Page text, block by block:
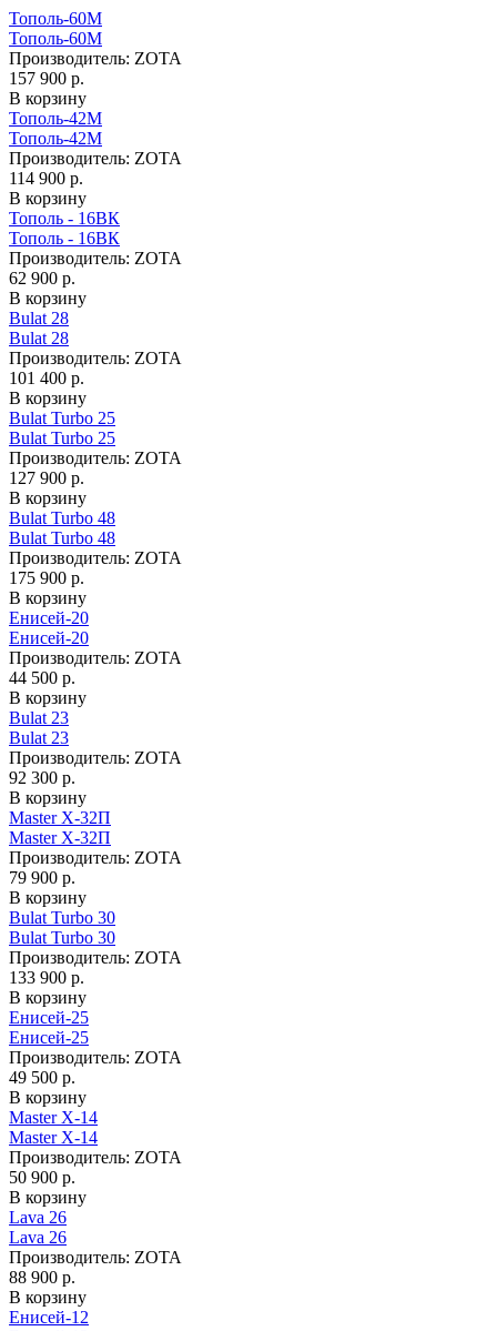
Тополь-60М
Тополь-60М
Производитель: ZOTA
157 900 р.
В корзину
Тополь-42М
Тополь-42М
Производитель: ZOTA
114 900 р.
В корзину
Тополь - 16ВК
Тополь - 16ВК
Производитель: ZOTA
62 900 р.
В корзину
Bulat 28
Bulat 28
Производитель: ZOTA
101 400 р.
В корзину
Bulat Turbo 25
Bulat Turbo 25
Производитель: ZOTA
127 900 р.
В корзину
Bulat Turbo 48
Bulat Turbo 48
Производитель: ZOTA
175 900 р.
В корзину
Енисей-20
Енисей-20
Производитель: ZOTA
44 500 р.
В корзину
Bulat 23
Bulat 23
Производитель: ZOTA
92 300 р.
В корзину
Master X-32П
Master X-32П
Производитель: ZOTA
79 900 р.
В корзину
Bulat Turbo 30
Bulat Turbo 30
Производитель: ZOTA
133 900 р.
В корзину
Енисей-25
Енисей-25
Производитель: ZOTA
49 500 р.
В корзину
Master X-14
Master X-14
Производитель: ZOTA
50 900 р.
В корзину
Lava 26
Lava 26
Производитель: ZOTA
88 900 р.
В корзину
Енисей-12